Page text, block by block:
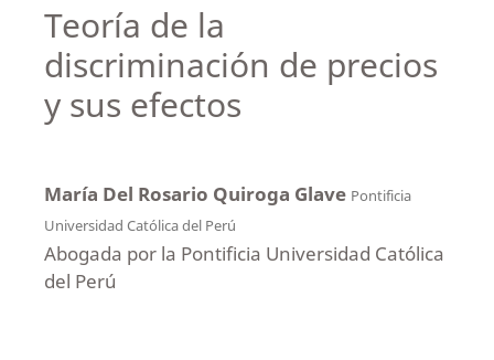
Teoría de la
discriminación de precios
y sus efectos
María Del Rosario Quiroga Glave Pontificia
Universidad Católica del Perú
Abogada por la Pontificia Universidad Católica
del Perú